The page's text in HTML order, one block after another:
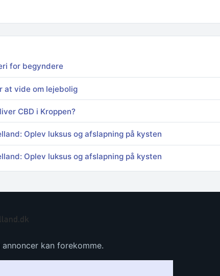
for begyndere
at vide om lejebolig
CBD i Kroppen?
Oplev luksus og afslapning på kysten
Oplev luksus og afslapning på kysten
kan forekomme.